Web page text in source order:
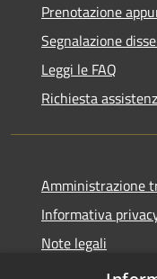
Prenotazione
Segnalazione
Leggi le FAQ
Richiesta
Amministrazione
Informativa
Note legali
Dichiarazione di